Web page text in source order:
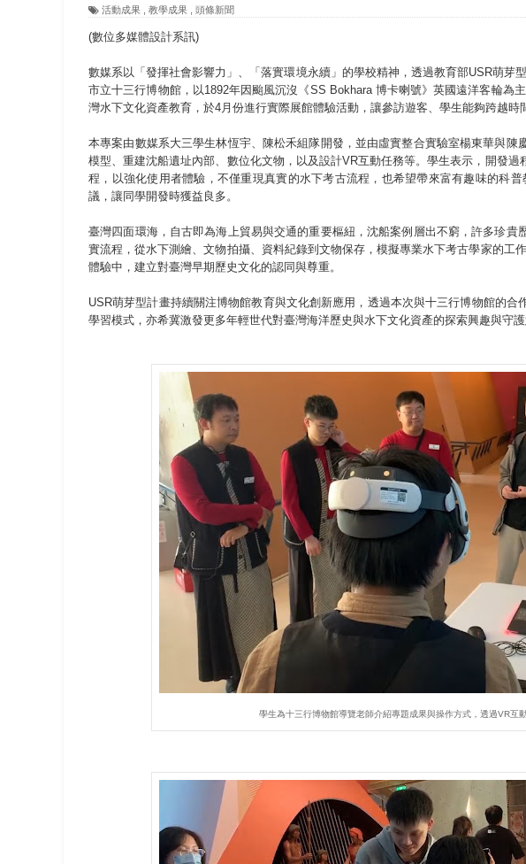
活動成果 教學成果 頭條新聞
(數位多媒體設計系訊)
數媒系以「發揮社會影響力」、「落實環境永續」的學校精神，透過教育部USR萌芽
市立十三行博物館，以1892年因颱風沉沒《SS Bokhara 博卡喇號》英國遠洋客輪為
灣水下文化資產教育，於4月份進行實際展館體驗活動，讓參訪遊客、學生能夠跨越時
本專案由數媒系大三學生林恆宇、陳松禾組隊開發，並由虛實整合實驗室楊東華與
模型、重建沈船遺址內部、數位化文物，以及設計VR互動任務等。學生表示，開發
程，以強化使用者體驗，不僅重現真實的水下考古流程，也希望帶來富有趣味的科
議，讓同學開發時獲益良多。
臺灣四面環海，自古即為海上貿易與交通的重要樞紐，沈船案例層出不窮，許多珍
實流程，從水下測繪、文物拍攝、資料紀錄到文物保存，模擬專業水下考古學家的工
體驗中，建立對臺灣早期歷史文化的認同與尊重。
USR萌芽型計畫持續關注博物館教育與文化創新應用，透過本次與十三行博物館的
學習模式，亦希冀激發更多年輕世代對臺灣海洋歷史與水下文化資產的探索興趣與守護
學生為十三行博物館導覽老師介紹專題成果與操作方式，透過VR互